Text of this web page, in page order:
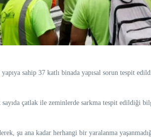
sahip 37 katlı binada yapısal sorun tespit
çatlak ile zeminlerde sarkma tespit edildiği
şu ana kadar herhangi bir yaralanma